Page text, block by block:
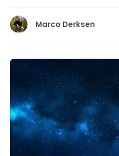
Marco Derksen